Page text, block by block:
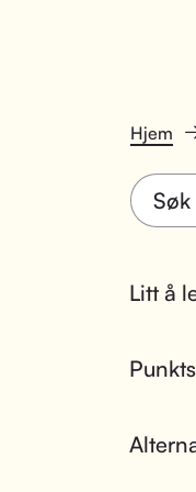
Hjem
Litt å